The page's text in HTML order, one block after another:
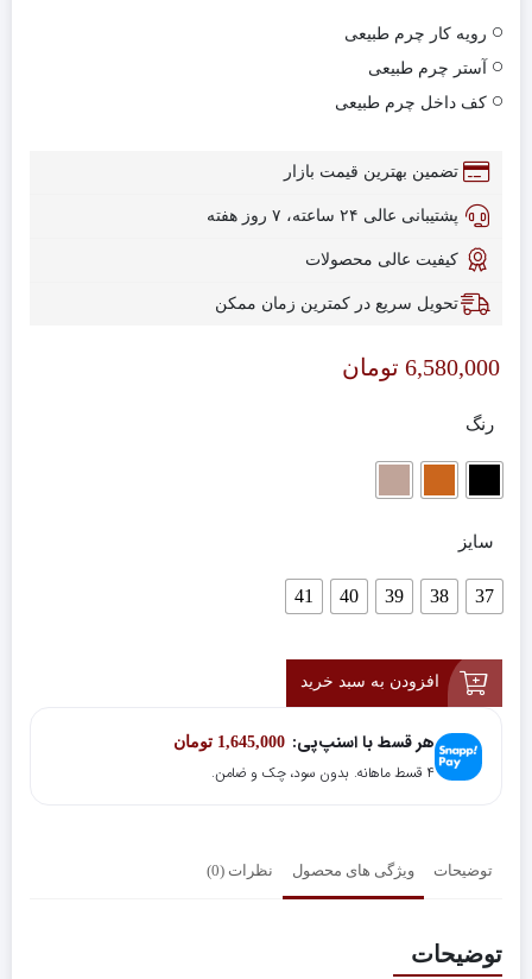
رویه کار چرم طبیعی
آستر چرم طبیعی
کف داخل چرم طبیعی
تضمین بهترین قیمت بازار
پشتیبانی عالی ۲۴ ساعته، ۷ روز هفته
کیفیت عالی محصولات
تحویل سریع در کمترین زمان ممکن
6,580,000 تومان
رنگ
سایز
37
38
39
40
41
افزودن به سبد خرید
هر قسط با اسنپ‌پی: 1,645,000 تومان
۴ قسط ماهانه. بدون سود، چک و ضامن.
توضیحات ویژگی های محصول نظرات (0)
توضیحات